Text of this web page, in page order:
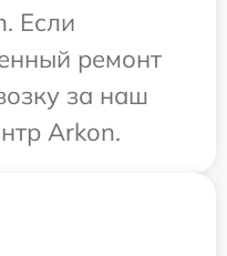
Если
ремонт
за наш
Arkon.